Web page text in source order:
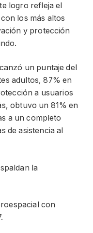
logro refleja el
los más altos
y protección
un puntaje del
adultos, 87% en
a usuarios
obtuvo un 81% en
a un completo
de asistencia al
la
con